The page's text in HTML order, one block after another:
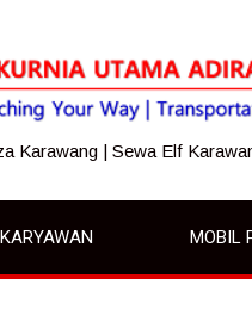
Karawang | Sewa Elf
MOBIL